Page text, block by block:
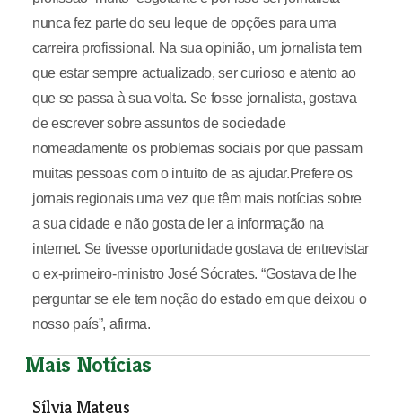
nunca fez parte do seu leque de opções para uma
carreira profissional. Na sua opinião, um jornalista tem
que estar sempre actualizado, ser curioso e atento ao
que se passa à sua volta. Se fosse jornalista, gostava
de escrever sobre assuntos de sociedade
nomeadamente os problemas sociais por que passam
muitas pessoas com o intuito de as ajudar.Prefere os
jornais regionais uma vez que têm mais notícias sobre
a sua cidade e não gosta de ler a informação na
internet. Se tivesse oportunidade gostava de entrevistar
o ex-primeiro-ministro José Sócrates. “Gostava de lhe
perguntar se ele tem noção do estado em que deixou o
nosso país”, afirma.
Mais Notícias
Sílvia Mateus